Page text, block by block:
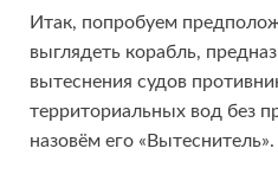
Итак, попробуем
выглядеть корабль,
вытеснения судов
территориальных вод без
назовём его «Вытеснитель».